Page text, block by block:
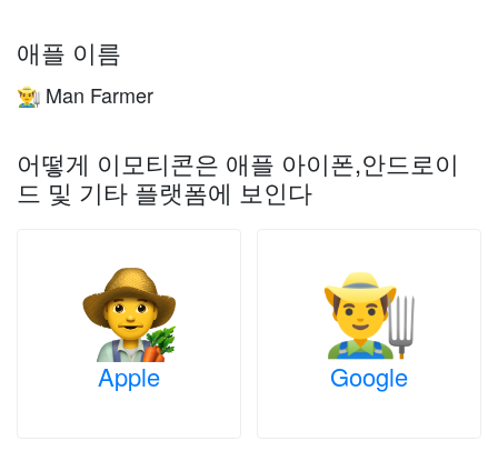
애플 이름
👨‍🌾 Man Farmer
어떻게 이모티콘은 애플 아이폰,안드로이
드 및 기타 플랫폼에 보인다
Apple Google